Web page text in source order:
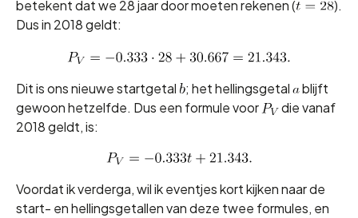
betekent dat we 28 jaar door moeten rekenen (
).
Dus in 2018 geldt:
Dit is ons nieuwe startgetal ; het hellingsgetal
blijft
gewoon hetzelfde. Dus een formule voor
die vanaf
2018 geldt, is:
Voordat ik verderga, wil ik eventjes kort kijken naar de
start- en hellingsgetallen van deze twee formules, en